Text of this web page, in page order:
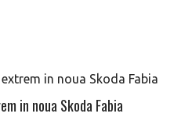
in noua Skoda Fabia